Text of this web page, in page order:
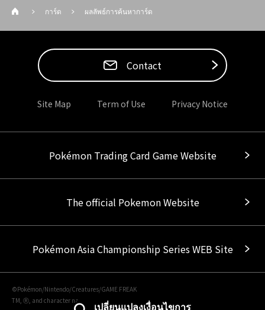
เปลี่ยนแปลงเงื่อนไขการ
การ์ด ผลลัพธ์การค้นหาการ์ด
Contact
Site Map Term of Use Privacy Notice
Pokémon Trading Card Game Website
The official Pokemon Website
Pokémon Asia Championship Series WEB Site
©Pokémon/Nintendo/Creatures/GAME FREAK
TM, Ⓡ, and character names are trademarks of Nintendo.